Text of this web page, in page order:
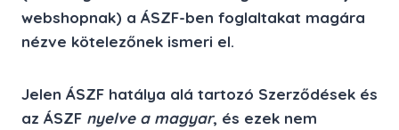
webshopnak) a ÁSZF-ben foglaltakat magára
nézve kötelezőnek ismeri el.
Jelen ÁSZF hatálya alá tartozó Szerződések és
az ÁSZF nyelve a magyar, és ezek nem